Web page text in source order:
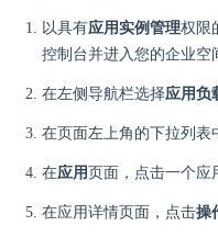
以具有应用实例管理权限
控制台并进入您的企业空
在左侧导航栏选择应用负
在页面左上角的下拉列表
在应用页面，点击一个应
在应用详情页面，点击操